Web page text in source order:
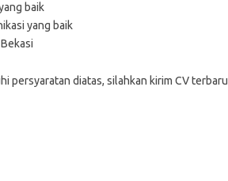
baik
yang baik
реrѕуаrаtаn dіаtаѕ, ѕіlаhkаn kіrіm CV